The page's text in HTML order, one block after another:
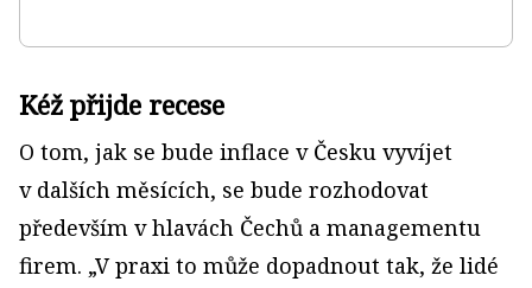
Kéž přijde recese
O tom, jak se bude inflace v Česku vyvíjet
v dalších měsících, se bude rozhodovat
především v hlavách Čechů a managementu
firem. „V praxi to může dopadnout tak, že lidé